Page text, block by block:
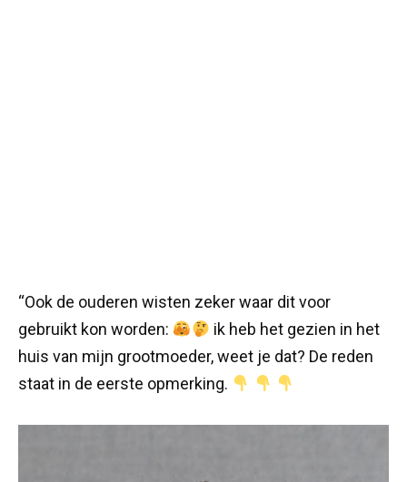
“Ook de ouderen wisten zeker waar dit voor
gebruikt kon worden:
ik heb het gezien in het
huis van mijn grootmoeder, weet je dat? De reden
staat in de eerste opmerking.